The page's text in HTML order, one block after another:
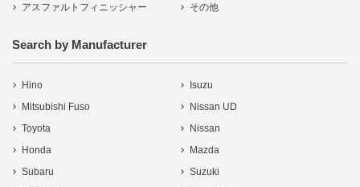
アスファルトフィニッシャー
その他
Search by Manufacturer
Hino
Isuzu
Mitsubishi Fuso
Nissan UD
Toyota
Nissan
Honda
Mazda
Subaru
Suzuki